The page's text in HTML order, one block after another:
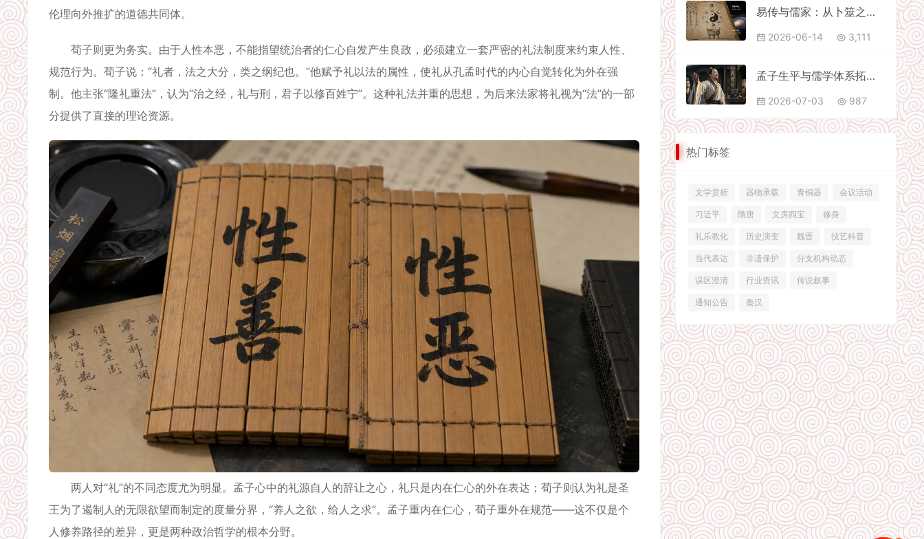
伦理向外推扩的道德共同体。
荀子则更为务实。由于人性本恶，不能指望统治者的仁心自发产生良政，必须建立一套严密的礼法制度来约束人性、
规范行为。荀子说：“礼者，法之大分，类之纲纪也。”他赋予礼以法的属性，使礼从孔孟时代的内心自觉转化为外在强
制。他主张“隆礼重法”，认为“治之经，礼与刑，君子以修百姓宁”。这种礼法并重的思想，为后来法家将礼视为“法”的一部
分提供了直接的理论资源。
两人对“礼”的不同态度尤为明显。孟子心中的礼源自人的辞让之心，礼只是内在仁心的外在表达；荀子则认为礼是圣
王为了遏制人的无限欲望而制定的度量分界，“养人之欲，给人之求”。孟子重内在仁心，荀子重外在规范——这不仅是个
人修养路径的差异，更是两种政治哲学的根本分野。
易传与儒家：从卜筮之书到哲学经典的升华之路
2026-06-14 3,111
孟子生平与儒学体系拓展脉络
2026-07-03 987
热门标签
文学赏析 器物承载 青铜器 会议活动
习近平 隋唐 文房四宝 修身
礼乐教化 历史演变 魏晋 技艺科普
当代表达 非遗保护 分支机构动态
误区澄清 行业资讯 传说叙事
通知公告 秦汉